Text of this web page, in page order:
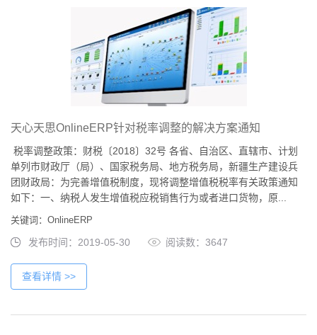
天心天思OnlineERP针对税率调整的解决方案通知
税率调整政策：财税〔2018〕32号 各省、自治区、直辖市、计划
单列市财政厅（局）、国家税务局、地方税务局，新疆生产建设兵
团财政局：为完善增值税制度，现将调整增值税税率有关政策通知
如下：一、纳税人发生增值税应税销售行为或者进口货物，原...
关键词：OnlineERP
发布时间：2019-05-30 阅读数：3647
查看详情 >>